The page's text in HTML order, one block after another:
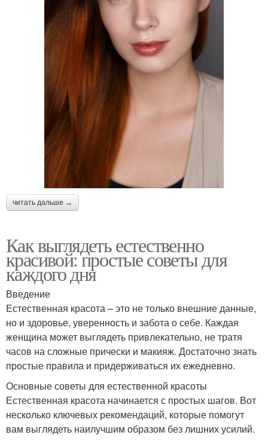
читать дальше →
Как выглядеть естественно
красивой: простые советы для
каждого дня
Введение
Естественная красота – это не только внешние данные,
но и здоровье, уверенность и забота о себе. Каждая
женщина может выглядеть привлекательно, не тратя
часов на сложные прически и макияж. Достаточно знать
простые правила и придерживаться их ежедневно.
Основные советы для естественной красоты
Естественная красота начинается с простых шагов. Вот
несколько ключевых рекомендаций, которые помогут
вам выглядеть наилучшим образом без лишних усилий.